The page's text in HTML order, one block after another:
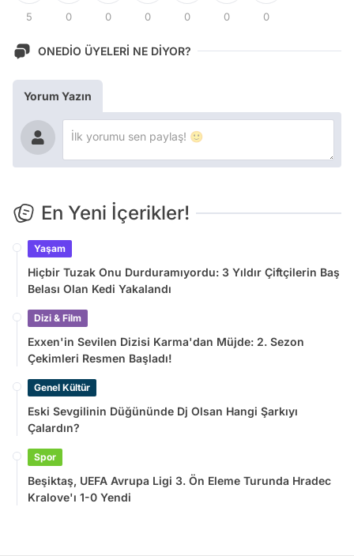
5 0 0 0 0 0 0
ONEDİO ÜYELERİ NE DİYOR?
Yorum Yazın
En Yeni İçerikler!
Yaşam
Hiçbir Tuzak Onu Durduramıyordu: 3 Yıldır Çiftçilerin Baş
Belası Olan Kedi Yakalandı
Dizi & Film
Exxen'in Sevilen Dizisi Karma'dan Müjde: 2. Sezon
Çekimleri Resmen Başladı!
Genel Kültür
Eski Sevgilinin Düğününde Dj Olsan Hangi Şarkıyı
Çalardın?
Spor
Beşiktaş, UEFA Avrupa Ligi 3. Ön Eleme Turunda Hradec
Kralove'ı 1-0 Yendi